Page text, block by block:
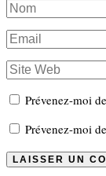
Prévenez-moi
Prévenez-moi